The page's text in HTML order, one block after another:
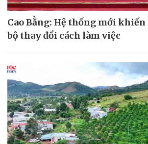
Cao Bằng: Hệ thống mới khiến
bộ thay đổi cách làm việc